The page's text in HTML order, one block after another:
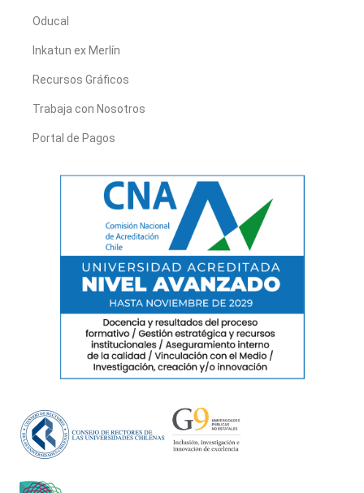
Oducal
Inkatun ex Merlín
Recursos Gráficos
Trabaja con Nosotros
Portal de Pagos